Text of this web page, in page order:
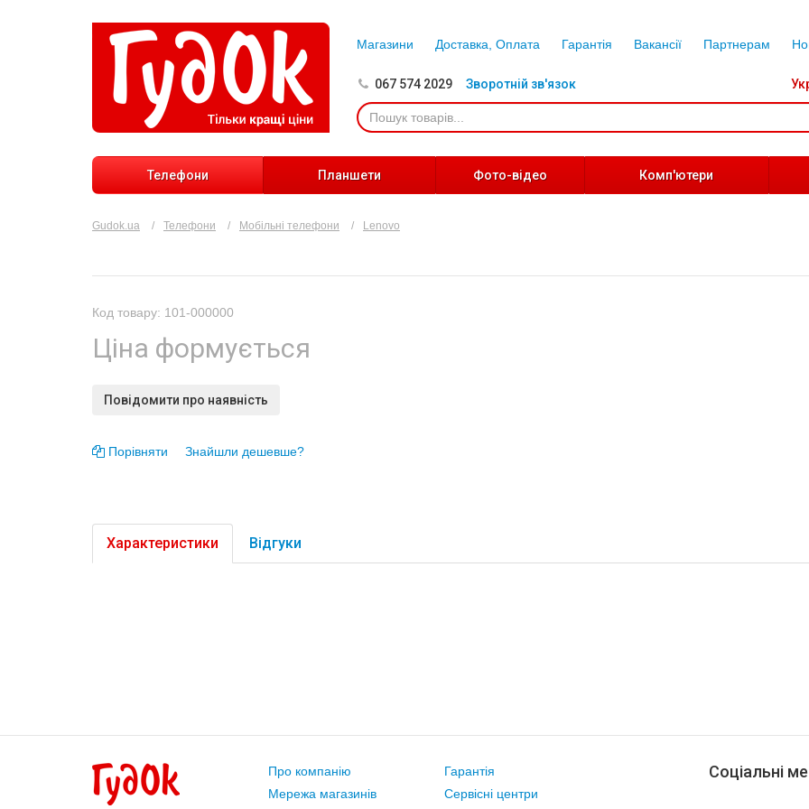
Магазини Доставка, Оплата Гарантія Вакансії Партнерам
067 574 2029 Зворотній зв'язок
Телефони Планшети Фото-відео Комп'ютери
Gudok.ua Телефони Мобільні телефони Lenovo
Код товару: 101-000000
Ціна формується
Повідомити про наявність
Порівняти Знайшли дешевше?
Характеристики Відгуки
Про компанію
Мережа магазинів
Гарантія
Сервісні центри
Соціальні